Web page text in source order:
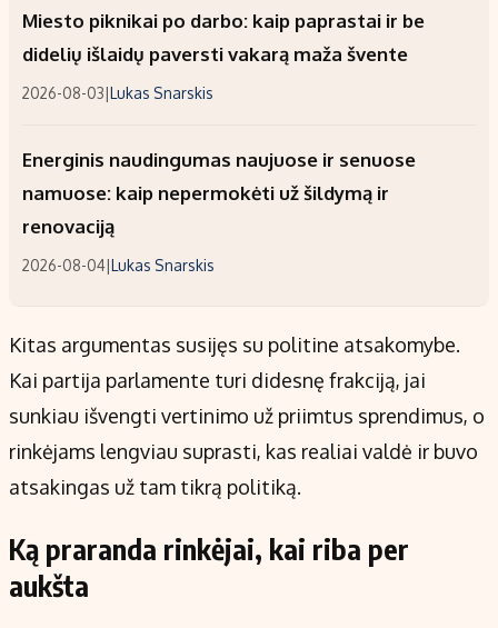
Miesto piknikai po darbo: kaip paprastai ir be
didelių išlaidų paversti vakarą maža švente
2026-08-03|Lukas Snarskis
Energinis naudingumas naujuose ir senuose
namuose: kaip nepermokėti už šildymą ir
renovaciją
2026-08-04|Lukas Snarskis
Kitas argumentas susijęs su politine atsakomybe.
Kai partija parlamente turi didesnę frakciją, jai
sunkiau išvengti vertinimo už priimtus sprendimus, o
rinkėjams lengviau suprasti, kas realiai valdė ir buvo
atsakingas už tam tikrą politiką.
Ką praranda rinkėjai, kai riba per
aukšta